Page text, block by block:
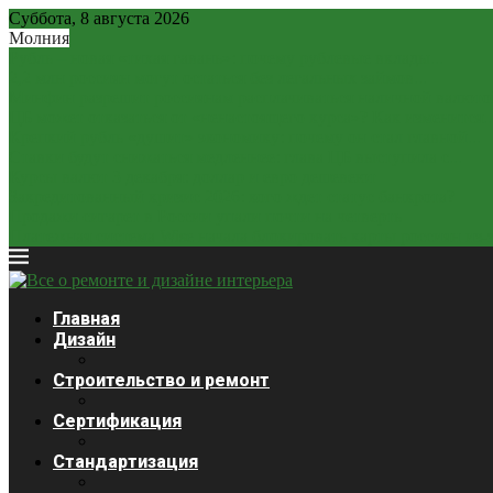
Суббота, 8 августа 2026
Молния
Главная
Дизайн
Строительство и ремонт
Сертификация
Стандартизация